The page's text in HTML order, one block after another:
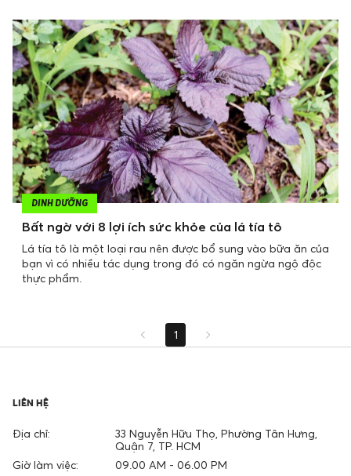
DINH DƯỠNG
Bất ngờ với 8 lợi ích sức khỏe của lá tía tô
Lá tía tô là một loại rau nên được bổ sung vào bữa ăn của
bạn vì có nhiều tác dụng trong đó có ngăn ngừa ngộ độc
thực phẩm.
1
LIÊN HỆ
Địa chỉ:
33 Nguyễn Hữu Thọ, Phường Tân Hưng,
Quận 7, TP. HCM
Giờ làm việc:
09.00 AM - 06.00 PM